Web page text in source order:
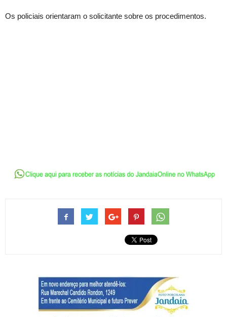
Os policiais orientaram o solicitante sobre os procedimentos.